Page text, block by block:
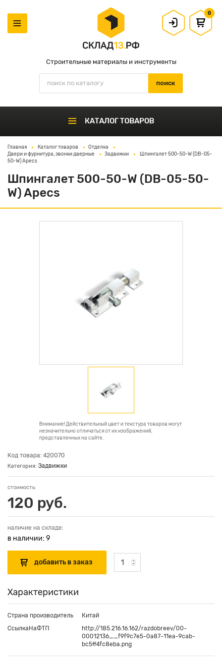
Строительные материалы и инструменты
0
КАТАЛОГ ТОВАРОВ
Главная Каталог товаров
Отделка
Двери и фурнитура, звонки дверные
Задвижки
Шпингалет 500-50-W (DB-05-
50-W) Apecs
Шпингалет 500-50-W (DB-05-50-
W) Apecs
Внимание! Действительный цвет и текстура товаров могут
незначительно отличаться от их изображений,
представленных на сайте.
Код товара: 420070
Категория: Задвижки
стоимость:
120 руб.
наличие на складе:
в наличии: 9
Характеристики
Страна производитель
Китай
СсылкаНаФТП
http://185.216.16.162/razdobreev/00-
00012136__f9f9c7e5-0a87-11ea-9cab-
bc5ff4fc8eba.png